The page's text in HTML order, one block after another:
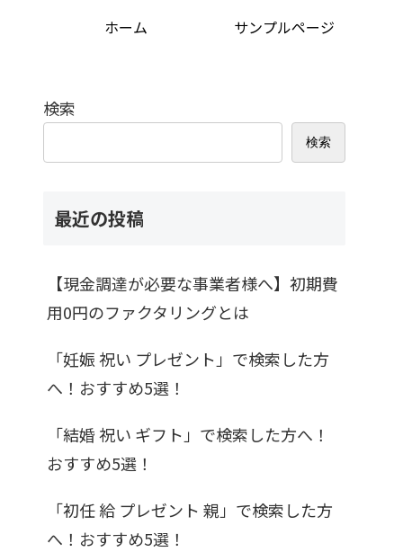
ホーム サンプルページ
検索
検索
最近の投稿
【現金調達が必要な事業者様へ】初期費
用0円のファクタリングとは
「妊娠 祝い プレゼント」で検索した方
へ！おすすめ5選！
「結婚 祝い ギフト」で検索した方へ！
おすすめ5選！
「初任 給 プレゼント 親」で検索した方
へ！おすすめ5選！